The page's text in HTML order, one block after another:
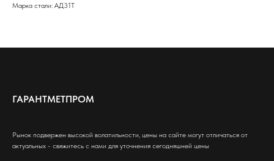
Марка стали: АД31Т
ГАРАНТМЕТПРОМ
Рынок подвержен высокой волатильности, цены на сайте могут отличаться от
актуальных - свяжитесь с нами для уточнения сегодняшней цены